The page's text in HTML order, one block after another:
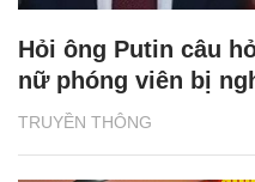
TRUYỀN THÔNG
Hỏi ông Putin câu
nữ phóng viên bị